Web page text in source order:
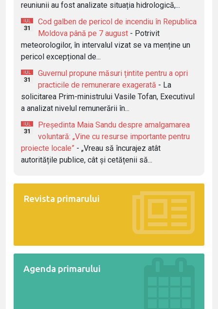
reuniunii au fost analizate situația hidrologică,...
IUL
31
Cod galben de pericol de incendiu în Republica
Moldova până pe 7 august - Potrivit
meteorologilor, în intervalul vizat se va menține un
pericol excepțional de...
IUL
31
Guvernul propune măsuri țintite pentru a opri
practicile de remunerare exagerată - La
solicitarea Prim-ministrului Vasile Tofan, Executivul
a analizat nivelul remunerării în...
IUL
31
Președinta Maia Sandu despre amalgamarea
voluntară: „Vine cu resurse importante pentru
proiecte locale” - „Vreau să încurajez atât
autoritățile publice, cât și cetățenii să...
Revista primarului
Agenda primarului